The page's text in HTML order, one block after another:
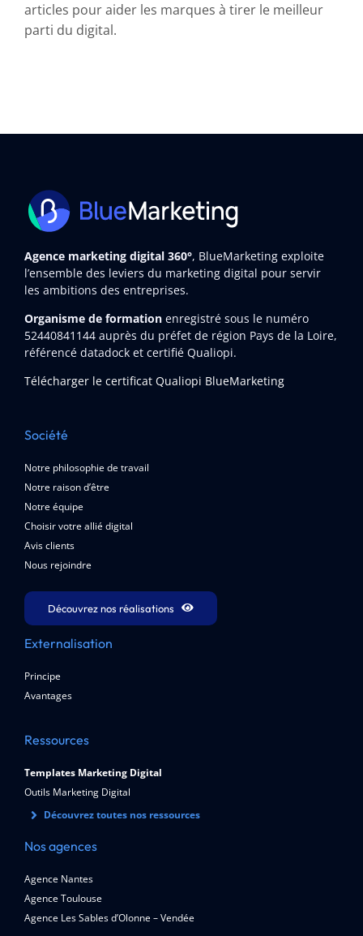
articles pour aider les marques à tirer le meilleur
parti du digital.
Agence marketing digital 360°, BlueMarketing exploite
l’ensemble des leviers du marketing digital pour servir
les ambitions des entreprises.
Organisme de formation enregistré sous le numéro
52440841144auprès du préfet de région Pays de la Loire,
référencé datadock et certifié Qualiopi.
Télécharger le certificat Qualiopi BlueMarketing
Société
Notre philosophie de travail
Notre raison d’être
Notre équipe
Choisir votre allié digital
Avis clients
Nous rejoindre
Découvrez nos réalisations
Externalisation
Principe
Avantages
Ressources
Templates Marketing Digital
Outils Marketing Digital
Découvrez toutes nos ressources
Nos agences
Agence Nantes
Agence Toulouse
Agence Les Sables d’Olonne – Vendée